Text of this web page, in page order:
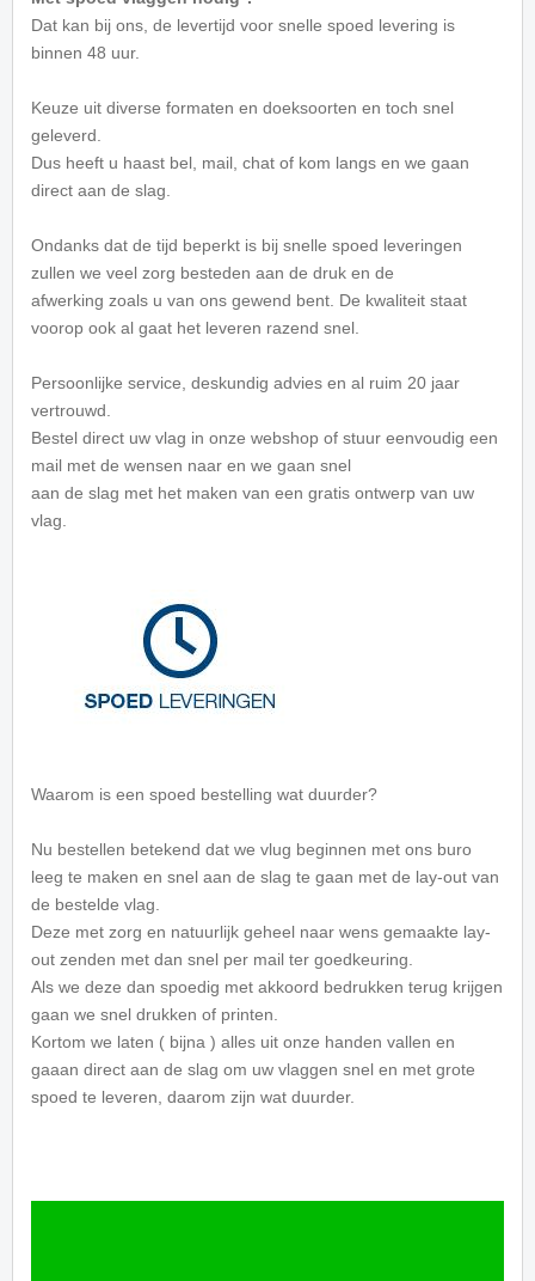
Dat kan bij ons, de levertijd voor snelle spoed levering is
binnen 48 uur.
Keuze uit diverse formaten en doeksoorten en toch snel
geleverd.
Dus heeft u haast bel, mail, chat of kom langs en we gaan
direct aan de slag.
Ondanks dat de tijd beperkt is bij snelle spoed leveringen
zullen we veel zorg besteden aan de druk en de
afwerking zoals u van ons gewend bent. De kwaliteit staat
voorop ook al gaat het leveren razend snel.
Persoonlijke service, deskundig advies en al ruim 20 jaar
vertrouwd.
Bestel direct uw vlag in onze webshop of stuur eenvoudig een
mail met de wensen naar en we gaan snel
aan de slag met het maken van een gratis ontwerp van uw
vlag.
Waarom is een spoed bestelling wat duurder?
Nu bestellen betekend dat we vlug beginnen met ons buro
leeg te maken en snel aan de slag te gaan met de lay-out van
de bestelde vlag.
Deze met zorg en natuurlijk geheel naar wens gemaakte lay-
out zenden met dan snel per mail ter goedkeuring.
Als we deze dan spoedig met akkoord bedrukken terug krijgen
gaan we snel drukken of printen.
Kortom we laten ( bijna ) alles uit onze handen vallen en
gaaan direct aan de slag om uw vlaggen snel en met grote
spoed te leveren, daarom zijn wat duurder.